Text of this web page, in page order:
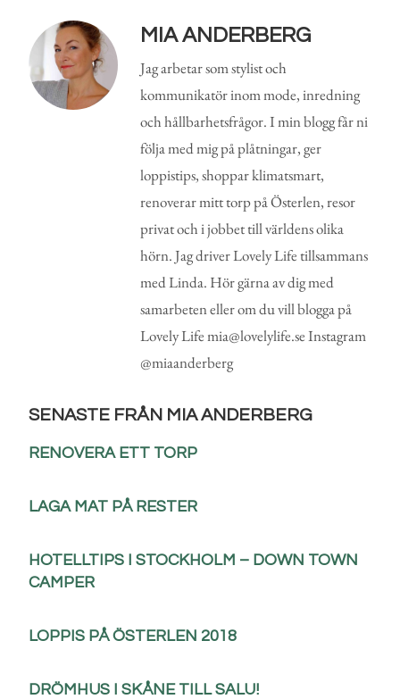
MIA ANDERBERG
Jag arbetar som stylist och
kommunikatör inom mode, inredning
och hållbarhetsfrågor. I min blogg får ni
följa med mig på plåtningar, ger
loppistips, shoppar klimatsmart,
renoverar mitt torp på Österlen, resor
privat och i jobbet till världens olika
hörn. Jag driver Lovely Life tillsammans
med Linda. Hör gärna av dig med
samarbeten eller om du vill blogga på
Lovely Life mia@lovelylife.se Instagram
@miaanderberg
SENASTE FRÅN MIA ANDERBERG
RENOVERA ETT TORP
LAGA MAT PÅ RESTER
HOTELLTIPS I STOCKHOLM – DOWN TOWN
CAMPER
LOPPIS PÅ ÖSTERLEN 2018
DRÖMHUS I SKÅNE TILL SALU!